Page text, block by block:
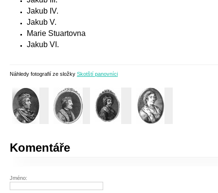
Jakub IV.
Jakub V.
Marie Stuartovna
Jakub VI.
Náhledy fotografií ze složky Skotští panovníci
Komentáře
Jméno: